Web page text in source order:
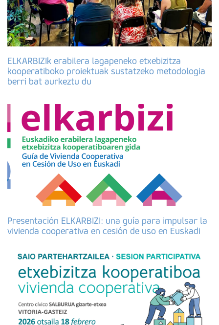
ELKARBIZIk erabilera lagapeneko etxebizitza
kooperatiboko proiektuak sustatzeko metodologia
berri bat aurkeztu du
Presentación ELKARBIZI: una guía para impulsar la
vivienda cooperativa en cesión de uso en Euskadi